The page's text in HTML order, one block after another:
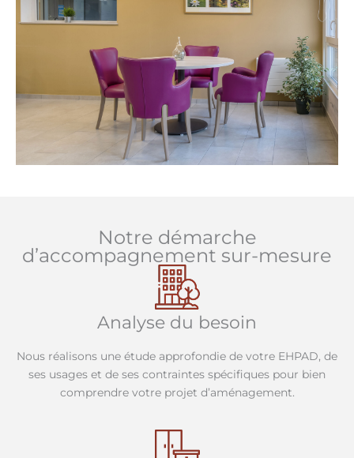
Notre démarche
d’accompagnement sur-mesure
Analyse du besoin
Nous réalisons une étude approfondie de votre EHPAD, de
ses usages et de ses contraintes spécifiques pour bien
comprendre votre projet d’aménagement.